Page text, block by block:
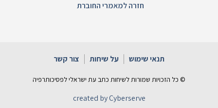
חזרה למאמרי החוברת
תנאי שימוש על שיחות צור קשר
© כל הזכויות שמורות לשיחות כתב עת ישראלי לפסיכותרפיה
created by Cyberserve